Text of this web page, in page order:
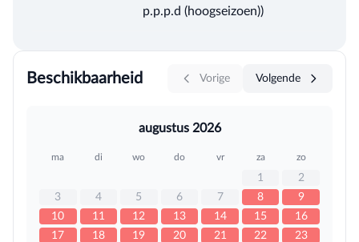
p.p.p.d (hoogseizoen))
Beschikbaarheid Vorige Volgende
augustus 2026
ma di wo do vr za zo
1
2
3
4 5 6 7 8
9
10
11 12 13 14 15
16
17
18 19 20 21 22
23